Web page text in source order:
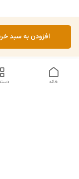
افزودن به سبد
خانه